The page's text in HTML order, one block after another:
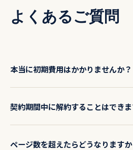
よくあるご質問
本当に初期費用はかかりませんか？
ムページを制作・維持できます。ド
契約期間中に解約することはできま
分の費用が発生する場合があります
ページ数を超えたらどうなりますか